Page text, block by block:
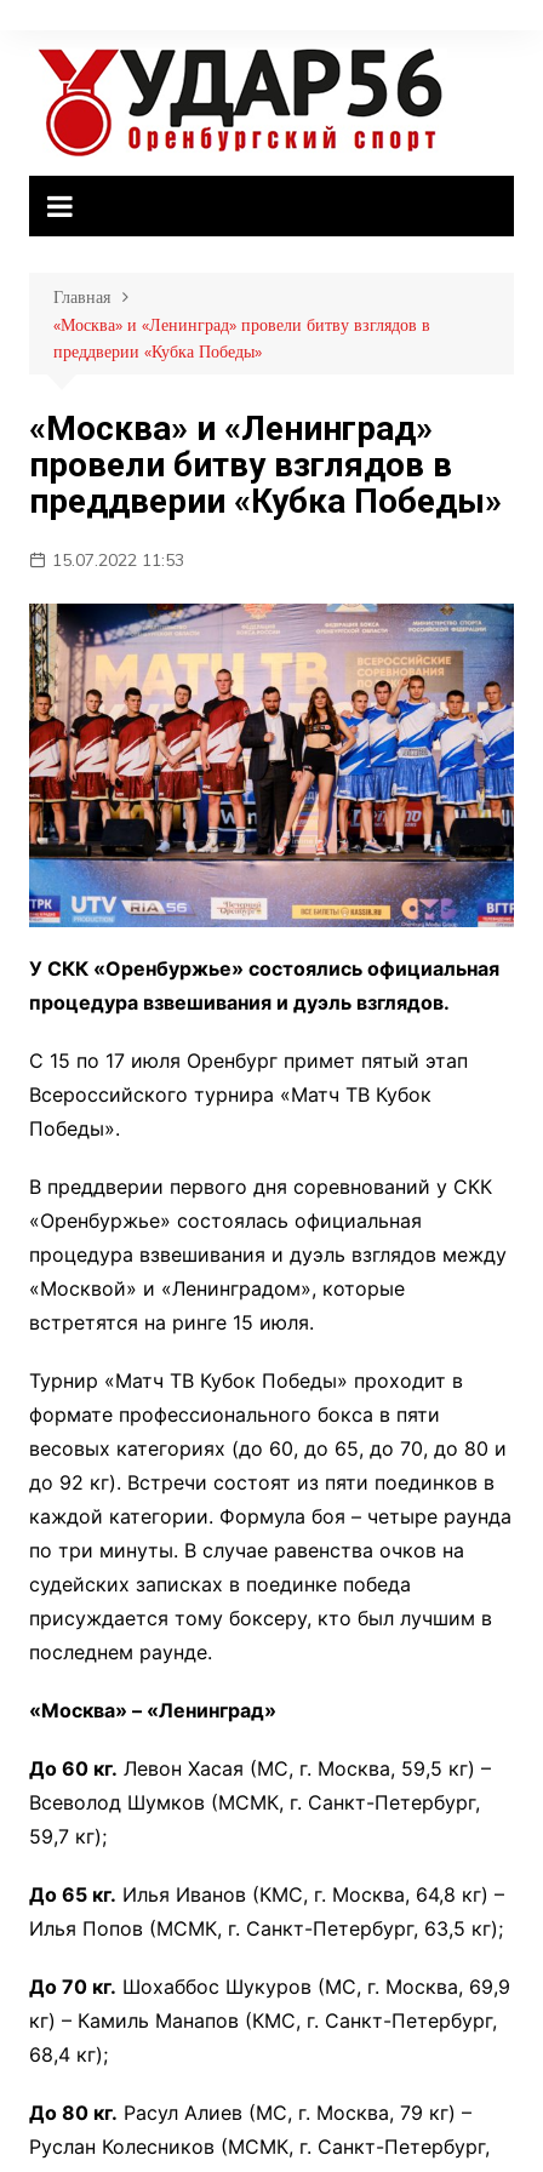
содержимому
Главная
«Москва» и «Ленинград» провели битву взглядов в
преддверии «Кубка Победы»
«Москва» и «Ленинград»
провели битву взглядов в
преддверии «Кубка Победы»
15.07.2022 11:53
У СКК «Оренбуржье» состоялись официальная
процедура взвешивания и дуэль взглядов.
С 15 по 17 июля Оренбург примет пятый этап
Всероссийского турнира «Матч ТВ Кубок
Победы».
В преддверии первого дня соревнований у СКК
«Оренбуржье» состоялась официальная
процедура взвешивания и дуэль взглядов между
«Москвой» и «Ленинградом», которые
встретятся на ринге 15 июля.
Турнир «Матч ТВ Кубок Победы» проходит в
формате профессионального бокса в пяти
весовых категориях (до 60, до 65, до 70, до 80 и
до 92 кг). Встречи состоят из пяти поединков в
каждой категории. Формула боя – четыре раунда
по три минуты. В случае равенства очков на
судейских записках в поединке победа
присуждается тому боксеру, кто был лучшим в
последнем раунде.
«Москва» – «Ленинград»
До 60 кг. Левон Хасая (МС, г. Москва, 59,5 кг) –
Всеволод Шумков (МСМК, г. Санкт-Петербург,
59,7 кг);
До 65 кг. Илья Иванов (КМС, г. Москва, 64,8 кг) –
Илья Попов (МСМК, г. Санкт-Петербург, 63,5 кг);
До 70 кг. Шохаббос Шукуров (МС, г. Москва, 69,9
кг) – Камиль Манапов (КМС, г. Санкт-Петербург,
68,4 кг);
До 80 кг. Расул Алиев (МС, г. Москва, 79 кг) –
Руслан Колесников (МСМК, г. Санкт-Петербург,